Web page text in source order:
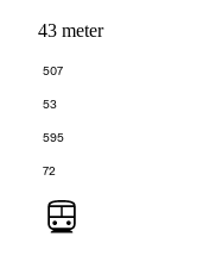
43 meter
507
53
595
72